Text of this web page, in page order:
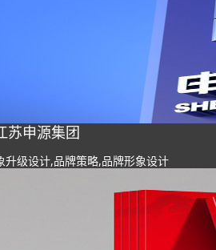
苏申源集团
升级设计,品牌策略,品牌形象设计